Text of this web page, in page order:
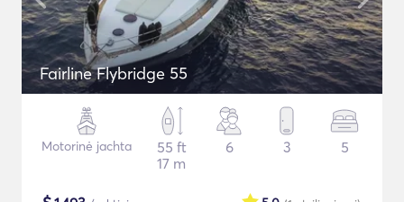
Fairline Flybridge 55
Motorinė jachta
55 ft
17 m
6 3 5